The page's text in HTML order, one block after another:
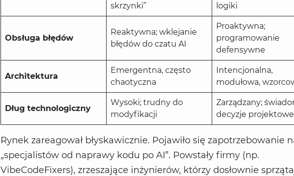
skrzynki”
logiki
Obsługa błędów
Reaktywna; wklejanie
błędów do czatu AI
Proaktywna;
programowanie
defensywne
Architektura
Emergentna, często
chaotyczna
Intencjonalna,
modułowa,
Dług technologiczny
Wysoki; trudny do
modyfikacji
Zarządzany;
decyzje projektowe
Rynek zareagował błyskawicznie. Pojawiło się zapotrzebowanie
„specjalistów od naprawy kodu po AI”. Powstały firmy (np.
VibeCodeFixers), zrzeszające inżynierów, którzy dosłownie